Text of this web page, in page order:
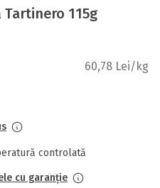
115g
60,78 Lei/kg
controlată
cu garanție